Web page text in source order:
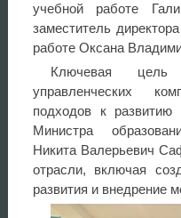
учебной работе
заместитель
работе Оксана
Ключевая
управленческих
подходов к
Министра
Никита Валерьевич
отрасли, включая
развития и внедрение